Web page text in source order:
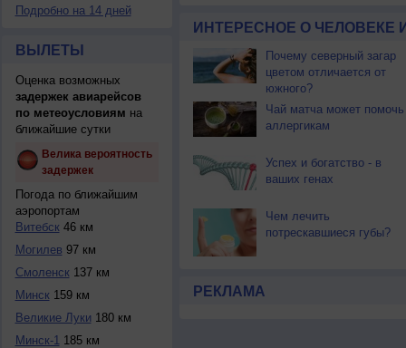
Подробно на 14 дней
ВЫЛЕТЫ
Оценка возможных
задержек авиарейсов
по метеоусловиям на
ближайшие сутки
Велика вероятность
задержек
Погода по ближайшим
аэропортам
Витебск46 км
Могилев 97 км
Смоленск137 км
Минск159 км
Великие Луки 180 км
Минск-1185 км
ИНТЕРЕСНОЕ О ЧЕЛОВЕКЕ
Почему северный загар
цветом отличается от
южного?
Чай матча может помочь
аллергикам
Успех и богатство - в
ваших генах
Чем лечить
потрескавшиеся губы?
РЕКЛАМА